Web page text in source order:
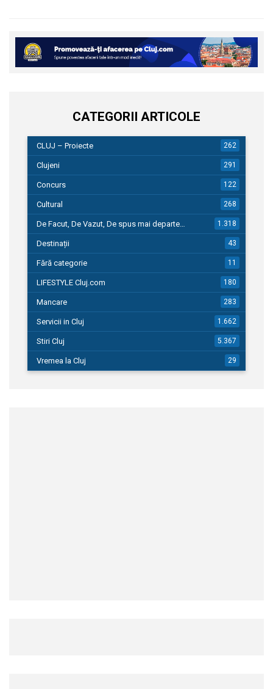
CATEGORII ARTICOLE
CLUJ – Proiecte 262
Clujeni 291
Concurs 122
Cultural 268
De Facut, De Vazut, De spus mai departe… 1.318
Destinații 43
Fără categorie 11
LIFESTYLE Cluj.com 180
Mancare 283
Servicii in Cluj 1.662
Stiri Cluj 5.367
Vremea la Cluj 29